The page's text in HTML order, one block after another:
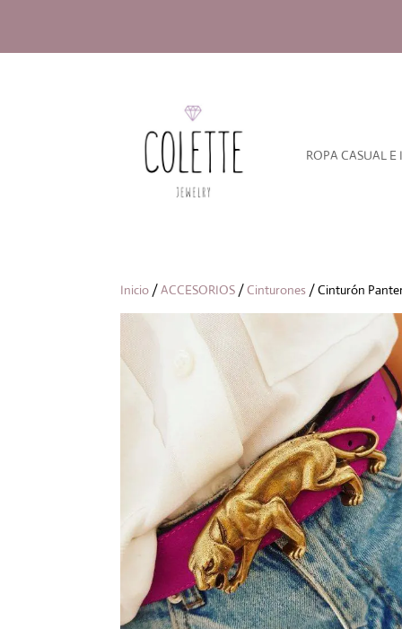
ROPA CASUAL E
Inicio /ACCESORIOS /Cinturones / Cinturón